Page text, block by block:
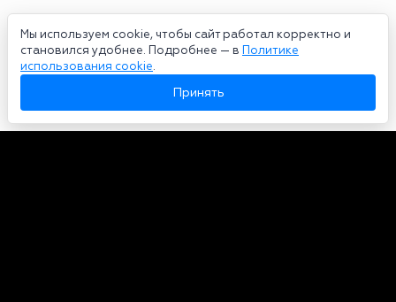
Мы используем cookie, чтобы сайт работал корректно и
становился удобнее. Подробнее — в Политике
использования cookie.
Принять